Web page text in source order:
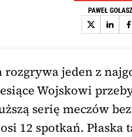
PAWEŁ
rozgrywa jeden z
Wojskowi
serię meczów
12 spotkań. Płaska